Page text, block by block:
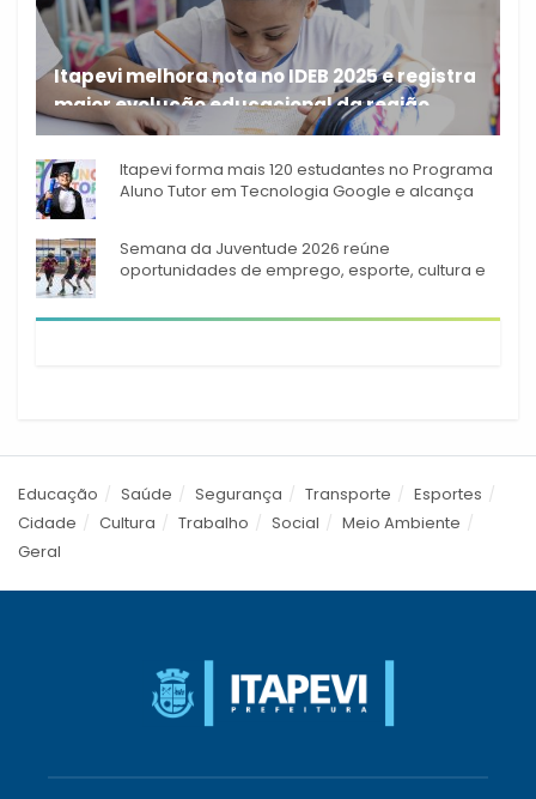
Itapevi melhora nota no IDEB 2025 e registra
maior evolução educacional da região
A rede municipal de ensino
Itapevi forma mais 120 estudantes no Programa
Aluno Tutor em Tecnologia Google e alcança
Semana da Juventude 2026 reúne
oportunidades de emprego, esporte, cultura e
Educação Saúde Segurança Transporte
Esportes
Cidade
Cultura Trabalho Social
Meio Ambiente
Geral